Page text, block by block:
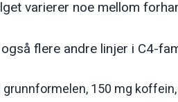
varierer noe mellom
flere andre linjer i C4-
grunnformelen, 150 mg